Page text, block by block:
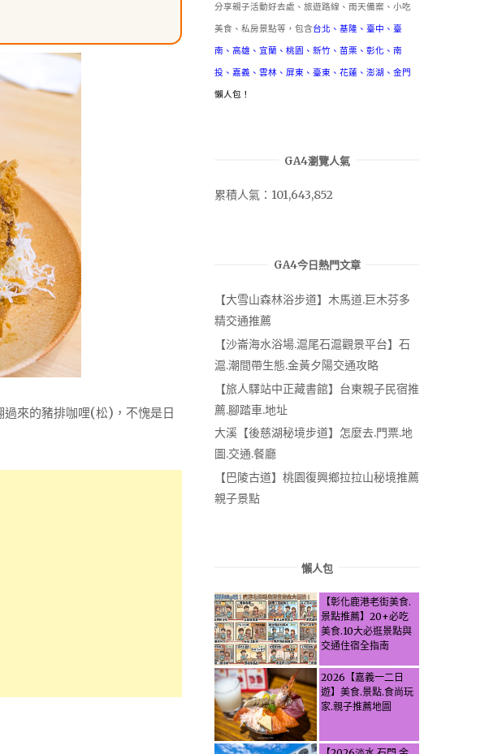
來的豬排咖哩(松)，不愧是日
分享親子活動好去處、旅遊路線、雨天備案、小吃
美食、私房景點等，包含台北 、 基隆 、 臺中 、 臺
南 、 高雄 、 宜蘭 、 桃園 、 新竹 、 苗栗 、 彰化 、 南
投 、 嘉義 、 雲林 、 屏東 、 臺東 、 花蓮 、 澎湖 、 金門
懶人包！
GA4瀏覽人氣
累積人氣：101,643,852
GA4今日熱門文章
【大雪山森林浴步道】木馬道.巨木芬多
精交通推薦
【沙崙海水浴場.滬尾石滬觀景平台】石
滬.潮間帶生態.金黃夕陽交通攻略
【旅人驛站中正藏書館】台東親子民宿推
薦.腳踏車.地址
大溪【後慈湖秘境步道】怎麼去.門票.地
圖.交通.餐廳
【巴陵古道】桃園復興鄉拉拉山秘境推薦
親子景點
懶人包
【彰化鹿港老街美食.
景點推薦】20+必吃
美食.10大必逛景點與
交通住宿全指南
2026【嘉義一二日
遊】美食.景點.食尚玩
家.親子推薦地圖